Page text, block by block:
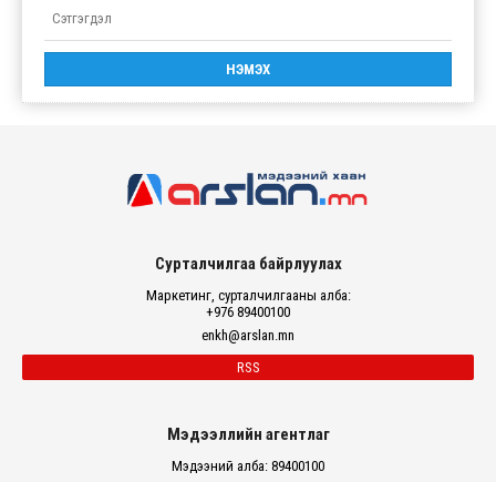
Сурталчилгаа байрлуулах
Маркетинг, сурталчилгааны алба:
+976 89400100
enkh@arslan.mn
RSS
Мэдээллийн агентлаг
Мэдээний алба: 89400100